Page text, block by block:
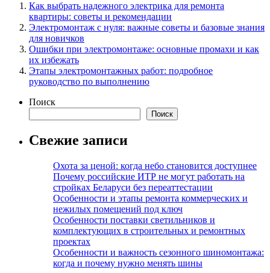
Как выбрать надежного электрика для ремонта
квартиры: советы и рекомендации
Электромонтаж с нуля: важные советы и базовые знания
для новичков
Ошибки при электромонтаже: основные промахи и как
их избежать
Этапы электромонтажных работ: подробное
руководство по выполнению
Поиск
Поиск
Свежие записи
Охота за ценой: когда небо становится доступнее
Почему российские ИТР не могут работать на
стройках Беларуси без переаттестации
Особенности и этапы ремонта коммерческих и
нежилых помещений под ключ
Особенности поставки светильников и
комплектующих в строительных и ремонтных
проектах
Особенности и важность сезонного шиномонтажа:
когда и почему нужно менять шины